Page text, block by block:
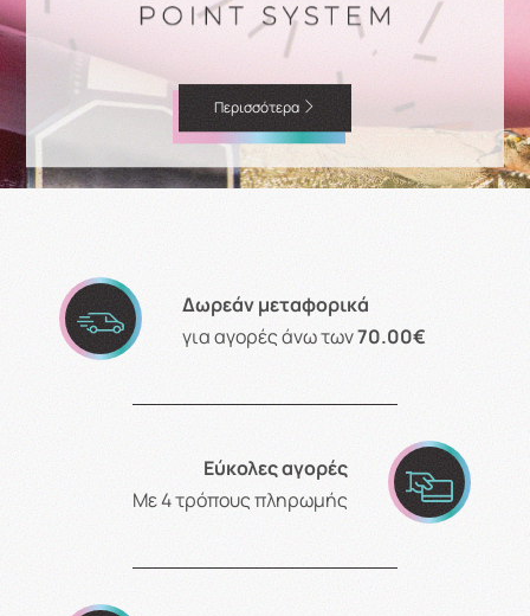
Περισσότερα
Δωρεάν μεταφορικά
για αγορές άνω των70.00€
Εύκολες αγορές
Με 4 τρόπους πληρωμής